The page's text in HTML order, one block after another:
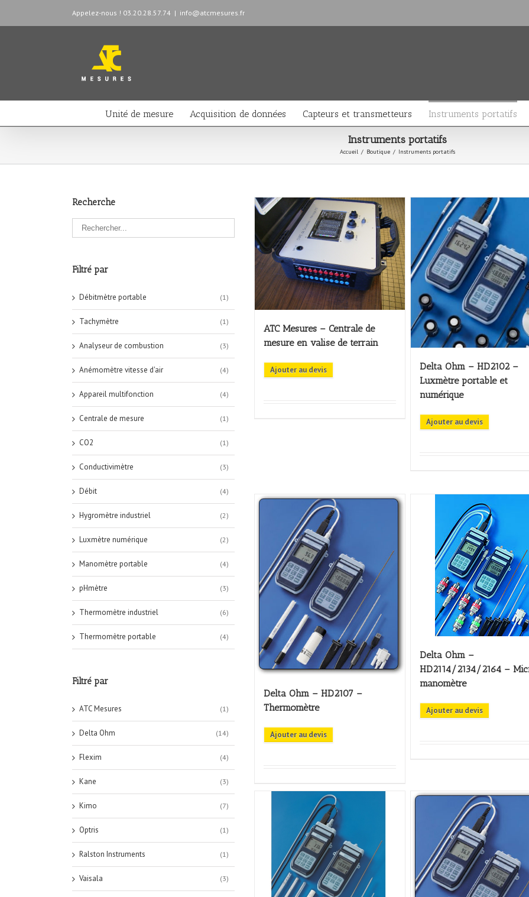
Appelez-nous ! 03.20.28.57.74 | info@atcmesures.fr
Unité de mesure Acquisition de données Capteurs et transmetteurs Instruments portatifs
Instruments portatifs
Accueil / Boutique / Instruments portatifs
ATC Mesures – Centrale de
mesure en valise de terrain
Ajouter au devis
Delta Ohm – HD2102 –
Luxmètre portable et
numérique
Ajouter au devis
Delta Ohm – HD2107 –
Thermomètre
Ajouter au devis
Delta Ohm –
HD2114/2134/2164 –
manomètre
Ajouter au devis
Recherche
Filtré par
Débitmètre portable (1)
Tachymètre (1)
Analyseur de combustion (3)
Anémomètre vitesse d'air (4)
Appareil multifonction (4)
Centrale de mesure (1)
CO2 (1)
Conductivimètre (3)
Débit (4)
Hygromètre industriel (2)
Luxmètre numérique (2)
Manomètre portable (4)
pHmètre (3)
Thermomètre industriel (6)
Thermomètre portable (4)
Filtré par
ATC Mesures (1)
Delta Ohm (14)
Flexim (4)
Kane (3)
Kimo (7)
Optris (1)
Ralston Instruments (1)
Vaisala (3)